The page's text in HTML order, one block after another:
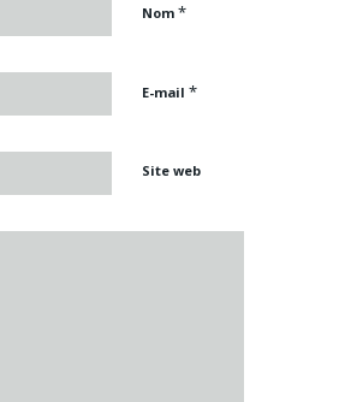
Nom *
E-mail *
Site web